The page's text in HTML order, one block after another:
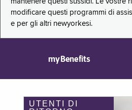
modificare questi programmi di
e per gli altri newyorkesi.
myBenefits
UTENTI DI